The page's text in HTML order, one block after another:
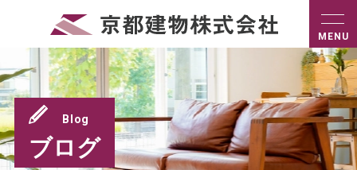
Blog
ブログ